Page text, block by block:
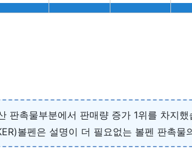
판촉물부분에서 판매량 증가 1위를 차지
볼펜은 설명이 더 필요없는 볼펜 판촉물